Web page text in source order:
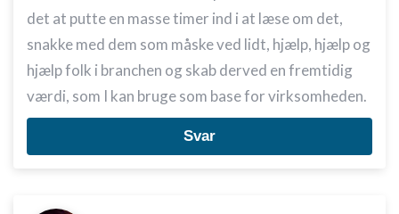
det at putte en masse timer ind i at læse om det,
snakke med dem som måske ved lidt, hjælp, hjælp og
hjælp folk i branchen og skab derved en fremtidig
værdi, som I kan bruge som base for virksomheden.
Svar